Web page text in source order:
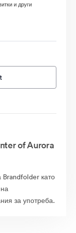
и други
of Aurora
като
за употреба.